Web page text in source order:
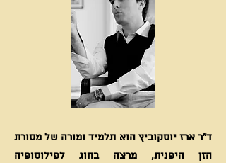
ד"ר ארז יוסקוביץ הוא תלמיד ומורה של מסורת
הזן היפנית, מרצה בחוג לפילוסופיה